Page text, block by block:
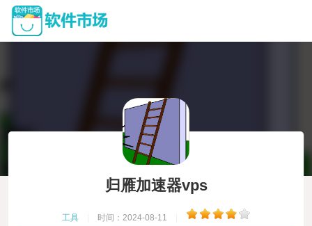
归雁加速器vps
工具 时间：2024-08-11